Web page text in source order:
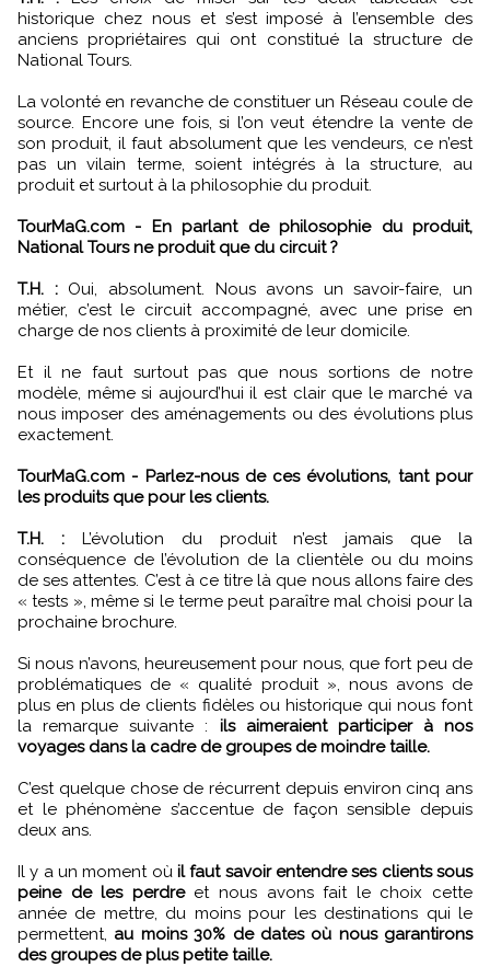
historique chez nous et s’est imposé à l’ensemble des
anciens propriétaires qui ont constitué la structure de
National Tours.
La volonté en revanche de constituer un Réseau coule de
source. Encore une fois, si l’on veut étendre la vente de
son produit, il faut absolument que les vendeurs, ce n’est
pas un vilain terme, soient intégrés à la structure, au
produit et surtout à la philosophie du produit.
TourMaG.com - En parlant de philosophie du produit,
National Tours ne produit que du circuit ?
T.H. : Oui, absolument. Nous avons un savoir-faire, un
métier, c’est le circuit accompagné, avec une prise en
charge de nos clients à proximité de leur domicile.
Et il ne faut surtout pas que nous sortions de notre
modèle, même si aujourd’hui il est clair que le marché va
nous imposer des aménagements ou des évolutions plus
exactement.
TourMaG.com - Parlez-nous de ces évolutions, tant pour
les produits que pour les clients.
T.H. :L’évolution du produit n’est jamais que la
conséquence de l’évolution de la clientèle ou du moins
de ses attentes. C’est à ce titre là que nous allons faire des
« tests », même si le terme peut paraître mal choisi pour la
prochaine brochure.
Si nous n’avons, heureusement pour nous, que fort peu de
problématiques de « qualité produit », nous avons de
plus en plus de clients fidèles ou historique qui nous font
la remarque suivante : ils aimeraient participer à nos
voyages dans la cadre de groupes de moindre taille.
C’est quelque chose de récurrent depuis environ cinq ans
et le phénomène s’accentue de façon sensible depuis
deux ans.
Il y a un moment oùil faut savoir entendre ses clients sous
peine de les perdreet nous avons fait le choix cette
année de mettre, du moins pour les destinations qui le
permettent, au moins 30% de dates où nous garantirons
des groupes de plus petite taille.